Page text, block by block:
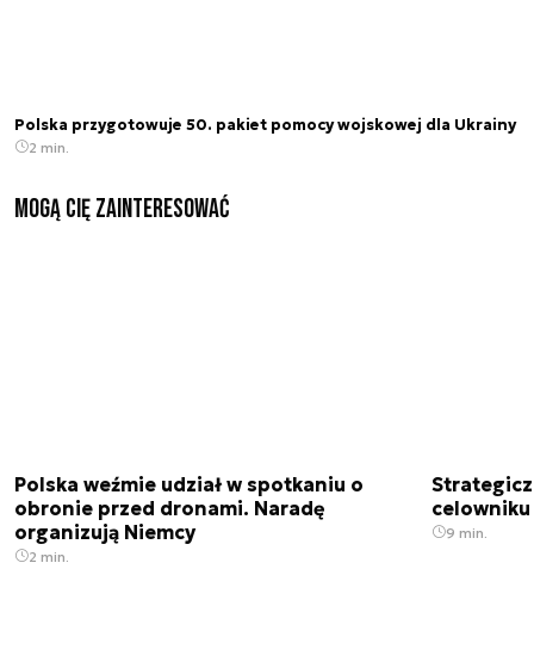
Polska przygotowuje 50. pakiet pomocy wojskowej dla Ukrainy
2 min.
Mogą Cię zainteresować
Polska weźmie udział w spotkaniu o
obronie przed dronami. Naradę
organizują Niemcy
2 min.
9 min.